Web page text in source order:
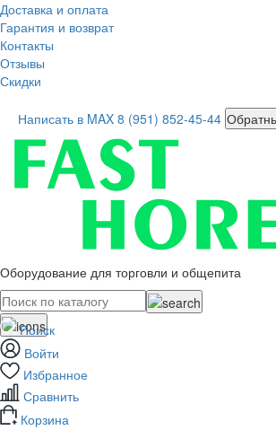
Доставка и оплата
Гарантия и возврат
Контакты
Отзывы
Скидки
Написать в MAX 8 (951) 852-45-44
Оборудование для торговли и общепита
Поиск
Войти
Избранное
Сравнить
Корзина